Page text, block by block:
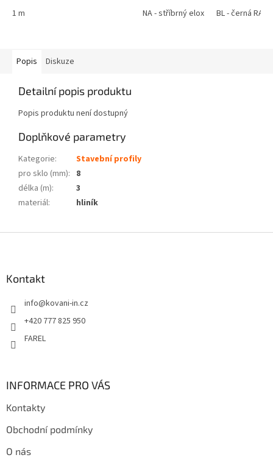
1 m
NA - stříbrný elox BL - černá RAL
Popis Diskuze
Detailní popis produktu
Popis produktu není dostupný
Doplňkové parametry
Kategorie:
Stavební profily
pro sklo (mm): 8
délka (m):
3
materiál: hliník
Kontakt
info@kovani-in.cz
+420 777 825 950
FAREL
INFORMACE PRO VÁS
Kontakty
Obchodní podmínky
O nás